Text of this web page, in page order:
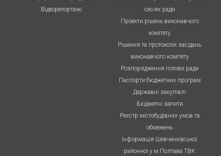
Відеорепортажі
сесіях ради
Проекти рішень виконавчого
комітету
Рішення та протоколи засідань
виконавчого комітету
Розпорядження голови ради
Паспорти бюджетних програм
Державні закупівлі
Бюджетні запити
Реєстр містобудівних умов та
обмежень
Інформація Шевченківської
районної у м.Полтава ТВК